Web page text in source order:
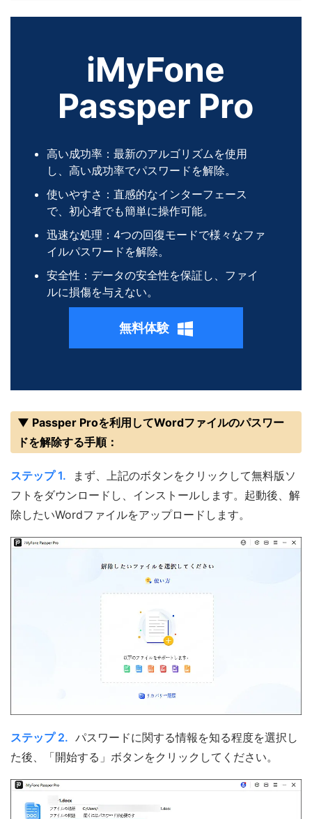
iMyFone
Passper Pro
高い成功率：最新のアルゴリズムを使用
し、高い成功率でパスワードを解除。
使いやすさ：直感的なインターフェース
で、初心者でも簡単に操作可能。
迅速な処理：4つの回復モードで様々なファ
イルパスワードを解除。
安全性：データの安全性を保証し、ファイ
ルに損傷を与えない。
無料体験
▼ Passper Proを利用してWordファイルのパスワー
ドを解除する手順：
ステップ 1.
まず、上記のボタンをクリックして無料版ソ
フトをダウンロードし、インストールします。起動後、解
除したいWordファイルをアップロードします。
ステップ 2. パスワードに関する情報を知る程度を選択し
た後、「開始する」ボタンをクリックしてください。